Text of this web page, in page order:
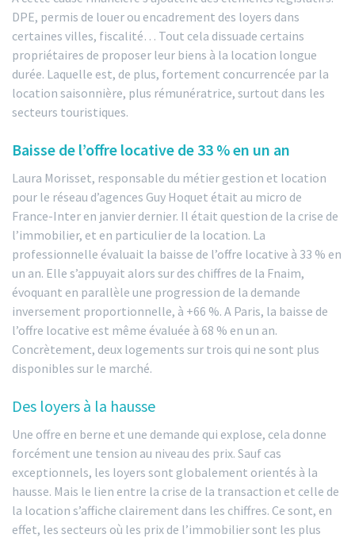
DPE, permis de louer ou encadrement des loyers dans
certaines villes, fiscalité… Tout cela dissuade certains
propriétaires de proposer leur biens à la location longue
durée. Laquelle est, de plus, fortement concurrencée par la
location saisonnière, plus rémunératrice, surtout dans les
secteurs touristiques.
Baisse de l’offre locative de 33 % en un an
Laura Morisset, responsable du métier gestion et location
pour le réseau d’agences Guy Hoquet était au micro de
France-Inter en janvier dernier. Il était question de la crise de
l’immobilier, et en particulier de la location. La
professionnelle évaluait la baisse de l’offre locative à 33 % en
un an. Elle s’appuyait alors sur des chiffres de la Fnaim,
évoquant en parallèle une progression de la demande
inversement proportionnelle, à +66 %. A Paris, la baisse de
l’offre locative est même évaluée à 68 % en un an.
Concrètement, deux logements sur trois qui ne sont plus
disponibles sur le marché.
Des loyers à la hausse
Une offre en berne et une demande qui explose, cela donne
forcément une tension au niveau des prix. Sauf cas
exceptionnels, les loyers sont globalement orientés à la
hausse. Mais le lien entre la crise de la transaction et celle de
la location s’affiche clairement dans les chiffres. Ce sont, en
effet, les secteurs où les prix de l’immobilier sont les plus